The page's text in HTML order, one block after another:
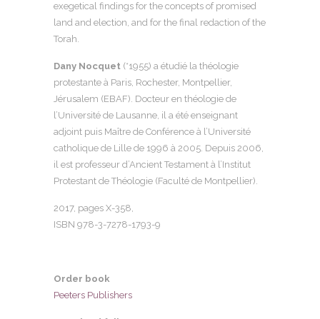
exegetical findings for the concepts of promised
land and election, and for the final redaction of the
Torah.
Dany Nocquet (*1955) a étudié la théologie
protestante à Paris, Rochester, Montpellier,
Jérusalem (EBAF). Docteur en théologie de
l’Université de Lausanne, il a été enseignant
adjoint puis Maître de Conférence à l’Université
catholique de Lille de 1996 à 2005. Depuis 2006,
il est professeur d’Ancient Testament à l’Institut
Protestant de Théologie (Faculté de Montpellier).
2017, pages X-358,
ISBN 978-3-7278-1793-9
Order book
Peeters Publishers